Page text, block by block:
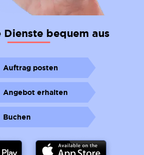
Dienste bequem aus
Auftrag posten
Angebot erhalten
Buchen